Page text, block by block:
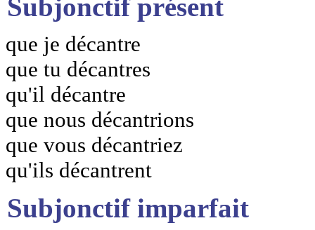
Subjonctif présent
que je décantre
que tu décantres
qu'il décantre
que nous décantrions
que vous décantriez
qu'ils décantrent
Subjonctif imparfait